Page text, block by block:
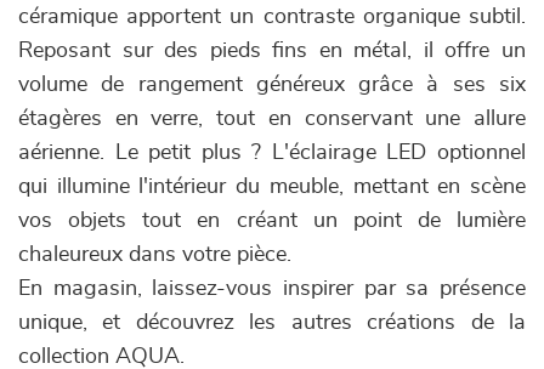
céramique apportent un contraste organique subtil.
Reposant sur des pieds fins en métal, il offre un
volume de rangement généreux grâce à ses six
étagères en verre, tout en conservant une allure
aérienne. Le petit plus ? L'éclairage LED optionnel
qui illumine l'intérieur du meuble, mettant en scène
vos objets tout en créant un point de lumière
chaleureux dans votre pièce.
En magasin, laissez-vous inspirer par sa présence
unique, et découvrez les autres créations de la
collection AQUA.